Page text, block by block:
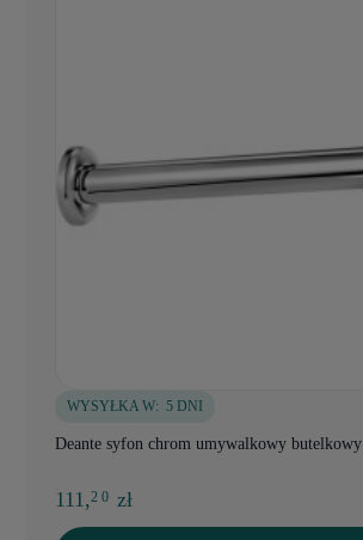
WYSYŁKA W: 5 DNI
Deante syfon chrom umywalkowy butelkowy
111,2 0 zł